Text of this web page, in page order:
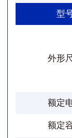
型
外形
额定
额定